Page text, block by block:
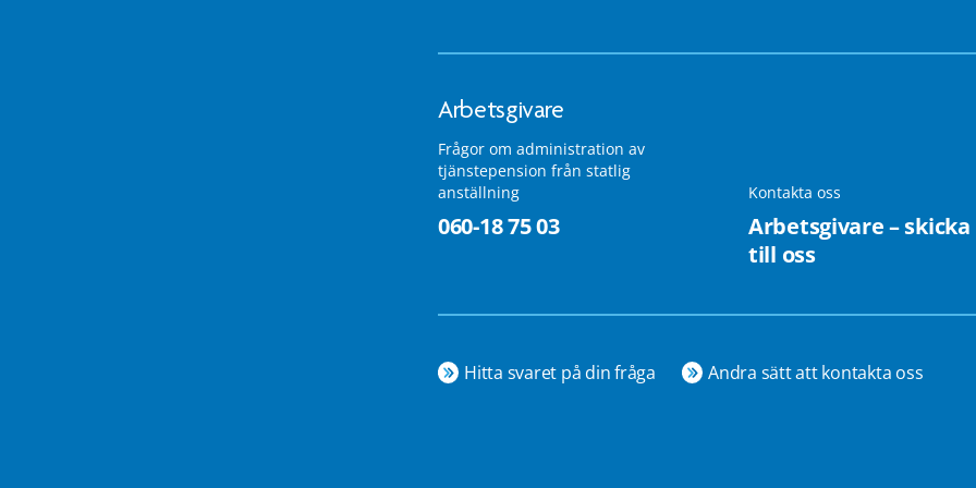
Arbetsgivare
Frågor om administration av
tjänstepension från statlig
anställning
060-18 75 03
Kontakta oss
Arbetsgivare –
till oss
Hitta svaret på din fråga Andra sätt att kontakta oss